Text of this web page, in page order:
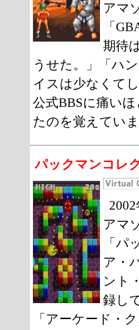
アマ
「
期待
うせた。」「ハ
イスは少なくて
公式BBSに痛い
たのを覚えていま
パックマンコレ
アマ
「パ
ア・
ント
録し
「アーケード・